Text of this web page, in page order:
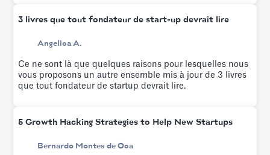
3 livres que tout fondateur de start-up devrait lire
Angelica A.
Ce ne sont là que quelques raisons pour lesquelles nous
vous proposons un autre ensemble mis à jour de 3 livres
que tout fondateur de startup devrait lire.
5 Growth Hacking Strategies to Help New Startups
Bernardo Montes de Oca